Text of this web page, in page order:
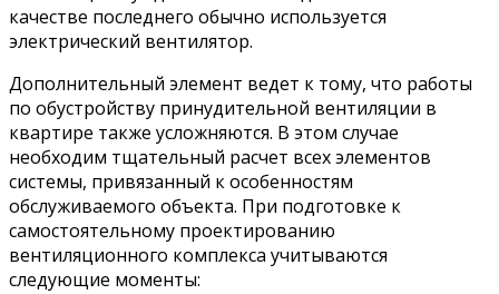
качестве последнего обычно используется
электрический вентилятор.
Дополнительный элемент ведет к тому, что работы
по обустройству принудительной вентиляции в
квартире также усложняются. В этом случае
необходим тщательный расчет всех элементов
системы, привязанный к особенностям
обслуживаемого объекта. При подготовке к
самостоятельному проектированию
вентиляционного комплекса учитываются
следующие моменты: